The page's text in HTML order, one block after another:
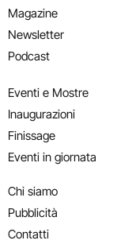
Magazine
Newsletter
Podcast
Eventi e Mostre
Inaugurazioni
Finissage
Eventi in giornata
Chi siamo
Pubblicità
Contatti